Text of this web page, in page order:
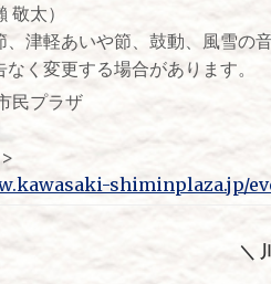
敬太）
、津軽あいや節、鼓動、風雪
く変更する場合があります。
民プラザ
shiminplaza.jp/
＼